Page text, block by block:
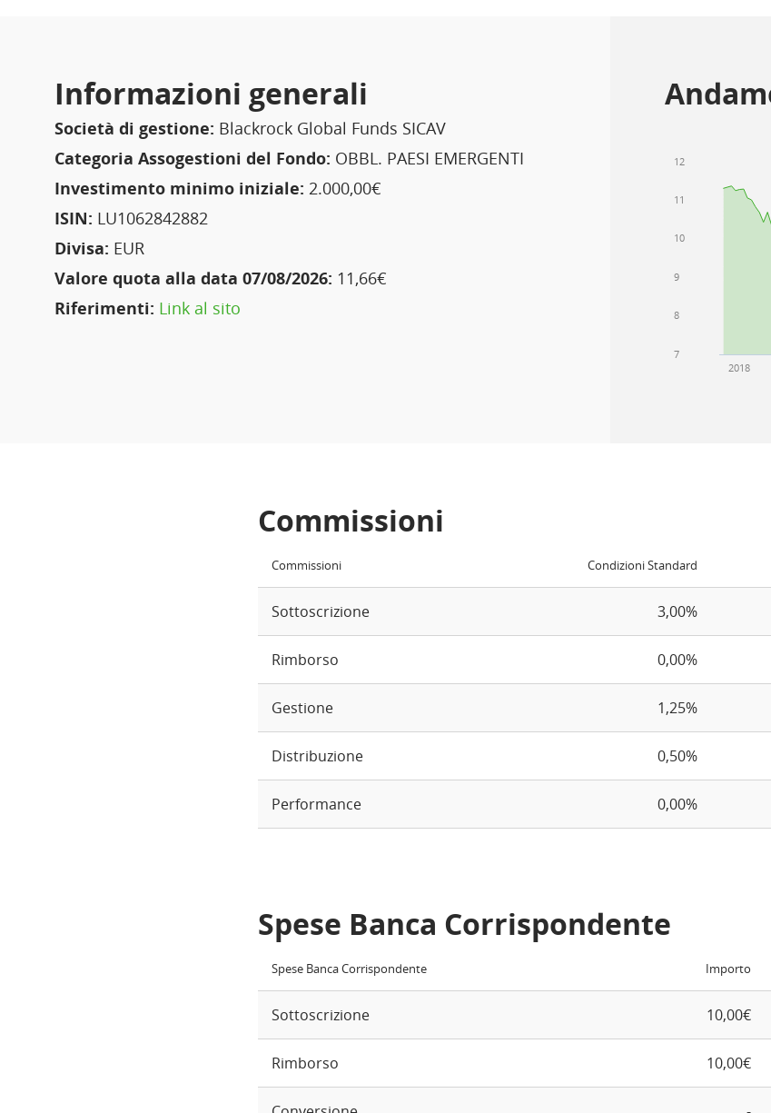
Informazioni generali
Società di gestione: Blackrock Global Funds SICAV
Categoria Assogestioni del Fondo: OBBL. PAESI EMERGENTI
Investimento minimo iniziale: 2.000,00€
ISIN: LU1062842882
Divisa: EUR
Valore quota alla data 07/08/2026: 11,66€
Riferimenti: Link al sito
2018
7
8
9
10
11
12
Commissioni
Commissioni Condizioni Standard
Sottoscrizione 3,00%
Rimborso 0,00%
Gestione 1,25%
Distribuzione 0,50%
Performance 0,00%
Spese Banca Corrispondente
Spese Banca Corrispondente Importo
Sottoscrizione 10,00€
Rimborso 10,00€